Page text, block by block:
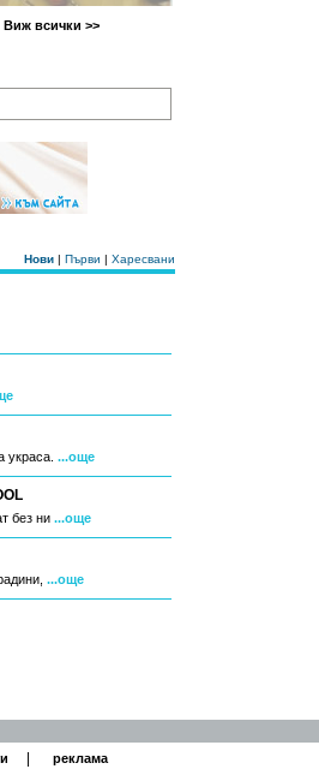
Виж всички >>
Нови | Първи | Харесвани
украса. ...още
без ни ...още
...още
реклама